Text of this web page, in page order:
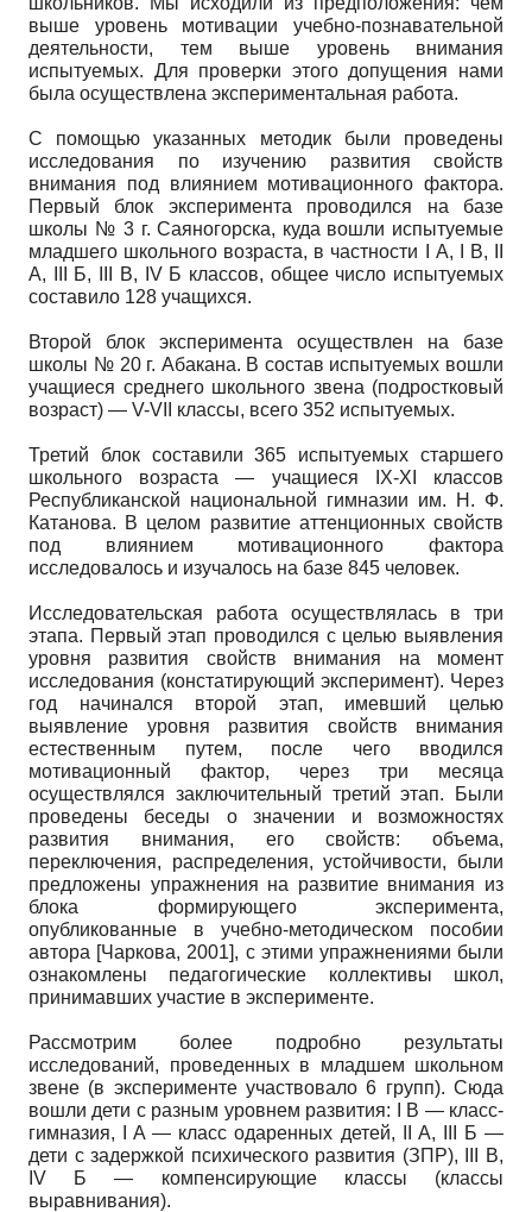
выше уровень мотивации учебно-познавательной
деятельности, тем выше уровень внимания
испытуемых. Для проверки этого допущения нами
была осуществлена экспериментальная работа.
С помощью указанных методик были проведены
исследования по изучению развития свойств
внимания под влиянием мотивационного фактора.
Первый блок эксперимента проводился на базе
школы № 3 г. Саяногорска, куда вошли испытуемые
младшего школьного возраста, в частности I А, I В, II
А, III Б, III В, IV Б классов, общее число испытуемых
составило 128 учащихся.
Второй блок эксперимента осуществлен на базе
школы № 20 г. Абакана. В состав испытуемых вошли
учащиеся среднего школьного звена (подростковый
возраст) — V-VII классы, всего 352 испытуемых.
Третий блок составили 365 испытуемых старшего
школьного возраста — учащиеся IX-XI классов
Республиканской национальной гимназии им. Н. Ф.
Катанова. В целом развитие аттенционных свойств
под влиянием мотивационного фактора
исследовалось и изучалось на базе 845 человек.
Исследовательская работа осуществлялась в три
этапа. Первый этап проводился с целью выявления
уровня развития свойств внимания на момент
исследования (констатирующий эксперимент). Через
год начинался второй этап, имевший целью
выявление уровня развития свойств внимания
естественным путем, после чего вводился
мотивационный фактор, через три месяца
осуществлялся заключительный третий этап. Были
проведены беседы о значении и возможностях
развития внимания, его свойств: объема,
переключения, распределения, устойчивости, были
предложены упражнения на развитие внимания из
блока формирующего эксперимента,
опубликованные в учебно-методическом пособии
автора [Чаркова, 2001], с этими упражнениями были
ознакомлены педагогические коллективы школ,
принимавших участие в эксперименте.
Рассмотрим более подробно результаты
исследований, проведенных в младшем школьном
звене (в эксперименте участвовало 6 групп). Сюда
вошли дети с разным уровнем развития: I В — класс-
гимназия, I A — класс одаренных детей, II A, III Б —
дети с задержкой психического развития (ЗПР), III В,
IV Б — компенсирующие классы (классы
выравнивания).